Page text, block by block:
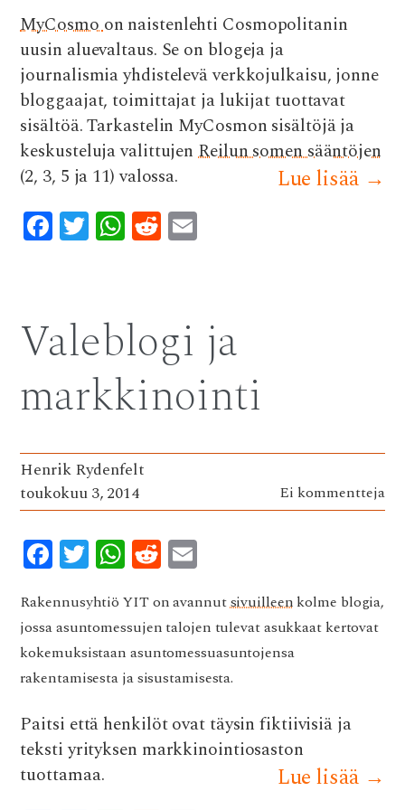
MyCosmoon naistenlehti Cosmopolitanin
uusin aluevaltaus. Se on blogeja ja
journalismia yhdistelevä verkkojulkaisu, jonne
bloggaajat, toimittajat ja lukijat tuottavat
sisältöä. Tarkastelin MyCosmon sisältöjä ja
keskusteluja valittujenReilun somen sääntöjen
(2, 3, 5 ja 11) valossa.
Lue lisää →
F
ac
o
o
k
T
w
te
r
W
h
s
A
p
p
R
e
t
Valeblogi ja
markkinointi
Henrik Rydenfelt
toukokuu 3, 2014
Ei kommentteja
F
ac
e
b
o
k
T
w
it
te
r
W
h
at
s
A
p
R
e
d
di
t
ai
l
Rakennusyhtiö YIT on avannutsivuilleen kolme blogia,
jossa asuntomessujen talojen tulevat asukkaat kertovat
kokemuksistaan asuntomessuasuntojensa
rakentamisesta ja sisustamisesta.
Paitsi että henkilöt ovat täysin fiktiivisiä ja
teksti yrityksen markkinointiosaston
tuottamaa.
Lue lisää →